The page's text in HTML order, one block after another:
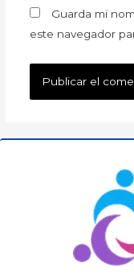
Guarda mi
este navegador